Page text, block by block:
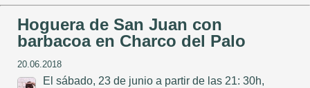
Hoguera de San Juan con
barbacoa en Charco del Palo
20.06.2018
El sábado, 23 de junio a partir de las 21: 30h,